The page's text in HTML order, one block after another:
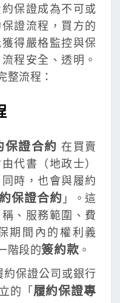
保證成為不可或
證流程，買方的
得嚴格監控與保
程安全、透明。
整流程：
保證合約 在買賣
代書（地政士）
時，也會與履約
保證合約 」。這
、服務範圍、費
期間內的權利義
階段的簽約款 。
約保證公司或銀行
的「 履約保證專